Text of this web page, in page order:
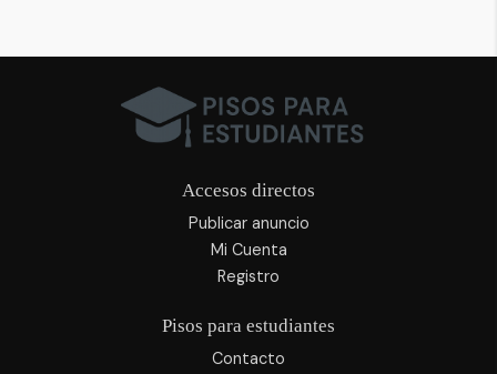
Accesos directos
Publicar anuncio
Mi Cuenta
Registro
Pisos para estudiantes
Contacto